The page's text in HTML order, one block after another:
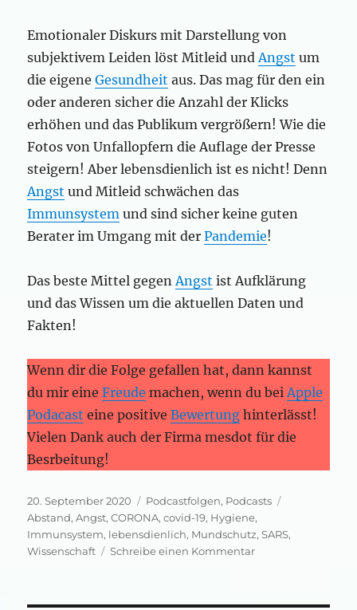
Emotionaler Diskurs mit Darstellung von
subjektivem Leiden löst Mitleid undAngst um
die eigeneGesundheit aus. Das mag für den ein
oder anderen sicher die Anzahl der Klicks
erhöhen und das Publikum vergrößern! Wie die
Fotos von Unfallopfern die Auflage der Presse
steigern! Aber lebensdienlich ist es nicht! Denn
Angst und Mitleid schwächen das
Immunsystem und sind sicher keine guten
Berater im Umgang mit derPandemie!
Das beste Mittel gegenAngst ist Aufklärung
und das Wissen um die aktuellen Daten und
Fakten!
Wenn dir die Folge gefallen hat, dann kannst
du mir eineFreude machen, wenn du beiApple
Podacast eine positiveBewertung hinterlässt!
Vielen Dank auch der Firma mesdot für die
Besrbeitung!
Veröffentlicht
am
20. September 2020 Kategorien
Podcastfolgen, Podcasts
Abstand,Angst,CORONA,covid-19, Hygiene,
Immunsystem, lebensdienlich, Mundschutz,SARS,
Wissenschaft
Schreibe einen Kommentarzu